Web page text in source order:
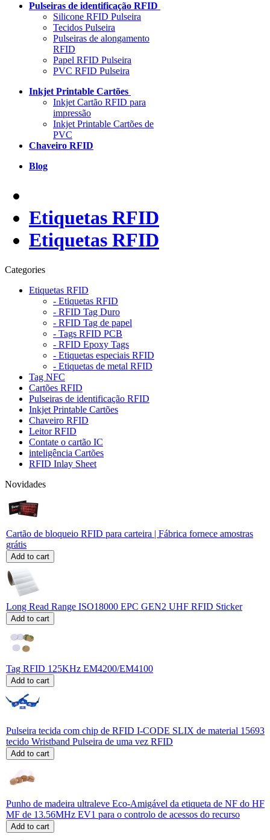
Pulseiras de identificação RFID
Silicone RFID Pulseira
Tecidos Pulseira
Pulseiras de alongamento
RFID
Papel RFID Pulseira
PVC RFID Pulseira
Inkjet Printable Cartões
Inkjet Cartão RFID para
impressão
Inkjet Printable Cartões de
PVC
Chaveiro RFID
Blog
Etiquetas RFID
Etiquetas RFID
Categories
Etiquetas RFID
- Etiquetas RFID
- RFID Tag Duro
- RFID Tag de papel
- Tags RFID PCB
- RFID Epoxy Tags
- Etiquetas especiais RFID
- Etiquetas de metal RFID
Tag NFC
Cartões RFID
Pulseiras de identificação RFID
Inkjet Printable Cartões
Chaveiro RFID
Leitor RFID
Contate o cartão IC
inteligência Cartões
RFID Inlay Sheet
Novidades
Cartão de bloqueio RFID para carteira | Fábrica fornece amostras
grátis
Add to cart
Long Read Range ISO18000 EPC GEN2 UHF RFID Sticker
Add to cart
Tag RFID 125KHz EM4200/EM4100
Add to cart
Pulseira tecida com chip de RFID I-CODE SLIX de material 15693
tecido Wristband Pulseira de uma vez RFID
Add to cart
Punho de madeira ultraleve Eco-Amigável da etiqueta de NF do HF
MF de 13.56MHz EV1 para o controlo de acessos do recurso
Add to cart